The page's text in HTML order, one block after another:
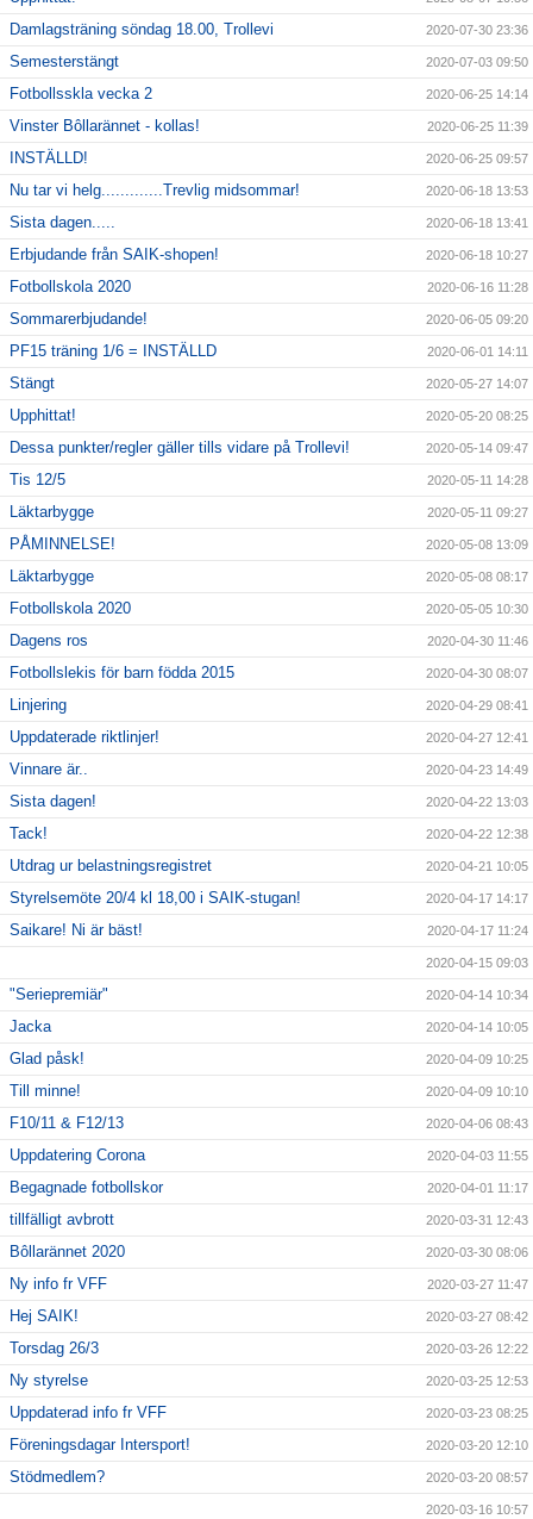
Damlagsträning söndag 18.00, Trollevi 2020-07-30 23:36
Semesterstängt 2020-07-03 09:50
Fotbollsskla vecka 2 2020-06-25 14:14
Vinster Bôllarännet - kollas! 2020-06-25 11:39
INSTÄLLD! 2020-06-25 09:57
Nu tar vi helg.............Trevlig midsommar! 2020-06-18 13:53
Sista dagen..... 2020-06-18 13:41
Erbjudande från SAIK-shopen! 2020-06-18 10:27
Fotbollskola 2020 2020-06-16 11:28
Sommarerbjudande! 2020-06-05 09:20
PF15 träning 1/6 = INSTÄLLD 2020-06-01 14:11
Stängt 2020-05-27 14:07
Upphittat! 2020-05-20 08:25
Dessa punkter/regler gäller tills vidare på Trollevi! 2020-05-14 09:47
Tis 12/5 2020-05-11 14:28
Läktarbygge 2020-05-11 09:27
PÅMINNELSE! 2020-05-08 13:09
Läktarbygge 2020-05-08 08:17
Fotbollskola 2020 2020-05-05 10:30
Dagens ros 2020-04-30 11:46
Fotbollslekis för barn födda 2015 2020-04-30 08:07
Linjering 2020-04-29 08:41
Uppdaterade riktlinjer! 2020-04-27 12:41
Vinnare är.. 2020-04-23 14:49
Sista dagen! 2020-04-22 13:03
Tack! 2020-04-22 12:38
Utdrag ur belastningsregistret 2020-04-21 10:05
Styrelsemöte 20/4 kl 18,00 i SAIK-stugan! 2020-04-17 14:17
Saikare! Ni är bäst! 2020-04-17 11:24
2020-04-15 09:03
"Seriepremiär" 2020-04-14 10:34
Jacka 2020-04-14 10:05
Glad påsk! 2020-04-09 10:25
Till minne! 2020-04-09 10:10
F10/11 & F12/13 2020-04-06 08:43
Uppdatering Corona 2020-04-03 11:55
Begagnade fotbollskor 2020-04-01 11:17
tillfälligt avbrott 2020-03-31 12:43
Bôllarännet 2020 2020-03-30 08:06
Ny info fr VFF 2020-03-27 11:47
Hej SAIK! 2020-03-27 08:42
Torsdag 26/3 2020-03-26 12:22
Ny styrelse 2020-03-25 12:53
Uppdaterad info fr VFF 2020-03-23 08:25
Föreningsdagar Intersport! 2020-03-20 12:10
Stödmedlem? 2020-03-20 08:57
2020-03-16 10:57